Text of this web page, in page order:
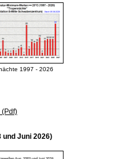
1997 - 2026
(Pdf)
und Juni 2026)